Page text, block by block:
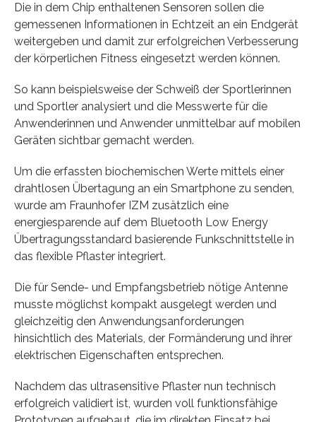
Die in dem Chip enthaltenen Sensoren sollen die
gemessenen Informationen in Echtzeit an ein Endgerät
weitergeben und damit zur erfolgreichen Verbesserung
der körperlichen Fitness eingesetzt werden können.
So kann beispielsweise der Schweiß der Sportlerinnen
und Sportler analysiert und die Messwerte für die
Anwenderinnen und Anwender unmittelbar auf mobilen
Geräten sichtbar gemacht werden.
Um die erfassten biochemischen Werte mittels einer
drahtlosen Übertagung an ein Smartphone zu senden,
wurde am Fraunhofer IZM zusätzlich eine
energiesparende auf dem Bluetooth Low Energy
Übertragungsstandard basierende Funkschnittstelle in
das flexible Pflaster integriert.
Die für Sende- und Empfangsbetrieb nötige Antenne
musste möglichst kompakt ausgelegt werden und
gleichzeitig den Anwendungsanforderungen
hinsichtlich des Materials, der Formänderung und ihrer
elektrischen Eigenschaften entsprechen.
Nachdem das ultrasensitive Pflaster nun technisch
erfolgreich validiert ist, wurden voll funktionsfähige